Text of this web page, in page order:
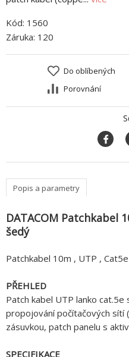
Kód: 1560
Záruka: 120
Do oblíbených
Porovnání
Popis a parametry
DATACOM Patchkabel
šedý
Patchkabel 10m , UTP ,
PŘEHLED
Patch kabel UTP lanko
propojování počítačových sítí
zásuvkou, patch panelu s
SPECIFIKACE